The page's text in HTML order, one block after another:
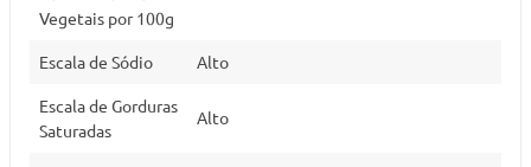
Vegetais por 100g
Escala de Sódio Alto
Escala de Gorduras
Saturadas
Alto